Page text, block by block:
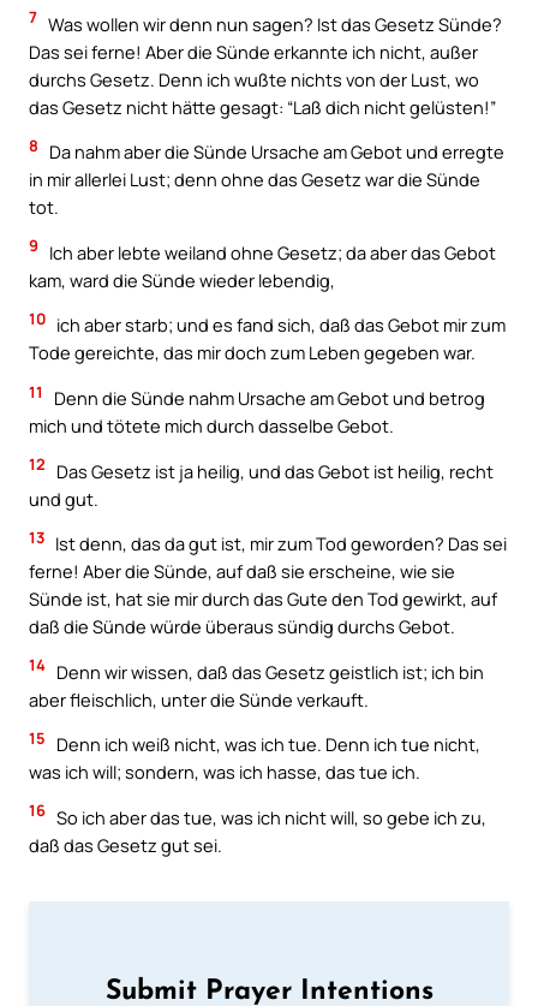
7 Was wollen wir denn nun sagen? Ist das Gesetz Sünde?
Das sei ferne! Aber die Sünde erkannte ich nicht, außer
durchs Gesetz. Denn ich wußte nichts von der Lust, wo
das Gesetz nicht hätte gesagt: “Laß dich nicht gelüsten!”
8
Da nahm aber die Sünde Ursache am Gebot und erregte
in mir allerlei Lust; denn ohne das Gesetz war die Sünde
tot.
9
Ich aber lebte weiland ohne Gesetz; da aber das Gebot
kam, ward die Sünde wieder lebendig,
10 ich aber starb; und es fand sich, daß das Gebot mir zum
Tode gereichte, das mir doch zum Leben gegeben war.
11
Denn die Sünde nahm Ursache am Gebot und betrog
mich und tötete mich durch dasselbe Gebot.
12
Das Gesetz ist ja heilig, und das Gebot ist heilig, recht
und gut.
13 Ist denn, das da gut ist, mir zum Tod geworden? Das sei
ferne! Aber die Sünde, auf daß sie erscheine, wie sie
Sünde ist, hat sie mir durch das Gute den Tod gewirkt, auf
daß die Sünde würde überaus sündig durchs Gebot.
14 Denn wir wissen, daß das Gesetz geistlich ist; ich bin
aber fleischlich, unter die Sünde verkauft.
15
Denn ich weiß nicht, was ich tue. Denn ich tue nicht,
was ich will; sondern, was ich hasse, das tue ich.
16 So ich aber das tue, was ich nicht will, so gebe ich zu,
daß das Gesetz gut sei.
Submit Prayer Intentions